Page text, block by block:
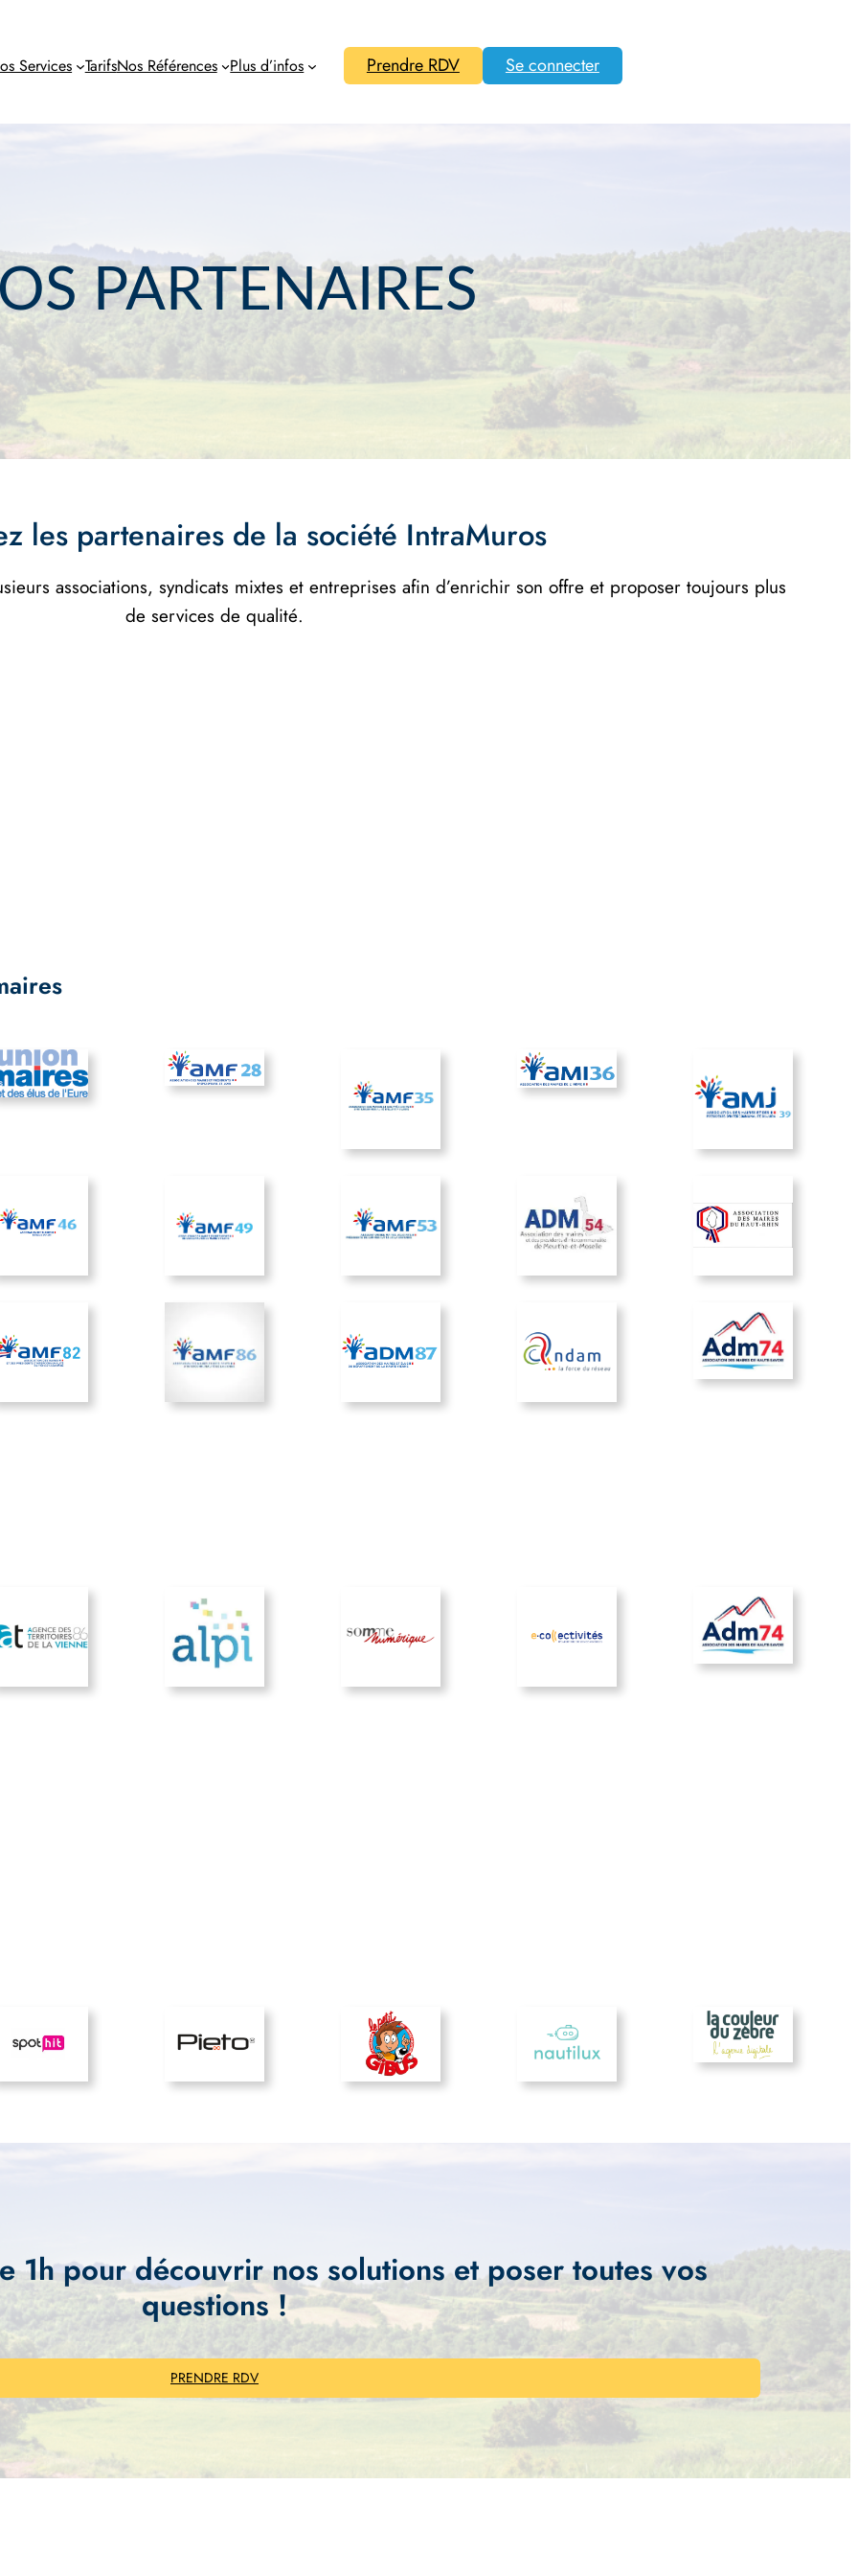
Services TarifsNos Références Plus d’infos Prendre RDV Se connecter
PARTENAIRES
les partenaires de la société IntraMuros
associations, syndicats mixtes et entreprises afin d’enrichir son offre et proposer toujours plus
de services de qualité.
1h pour découvrir nos solutions et poser toutes vos
questions !
PRENDRE RDV